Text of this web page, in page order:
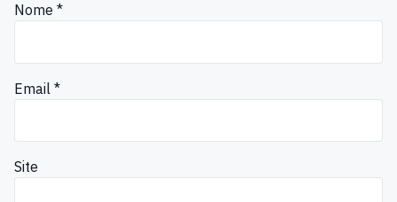
Nome *
Email *
Site